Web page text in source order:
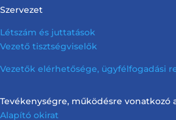
Szervezet
Létszám és juttatások
Vezető tisztségviselők
Vezetők elérhetősége, ügyfélfogadási
Tevékenységre, működésre vonatkozó
Alapító okirat